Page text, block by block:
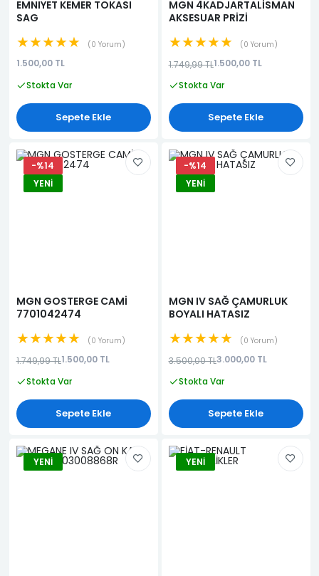
EMNIYET KEMER TOKASI
SAG
★★★★★ 0 Yorum
1.500,00 TL
Stokta Var
Sepete Ekle
MGN 4KADJARTALİSMAN
AKSESUAR PRİZİ
★★★★★ 0 Yorum
1.749,99 TL1.500,00 TL
Stokta Var
Sepete Ekle
-%14
YENI
MGN GOSTERGE CAMİ
7701042474
★★★★★ 0 Yorum
1.749,99 TL1.500,00 TL
Stokta Var
Sepete Ekle
-%14
YENI
MGN IV SAĞ ÇAMURLUK
BOYALI HATASIZ
★★★★★ 0 Yorum
3.500,00 TL3.000,00 TL
Stokta Var
Sepete Ekle
YENI YENI